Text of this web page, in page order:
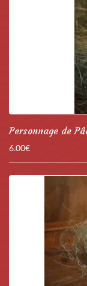
Personnage de
6.00€